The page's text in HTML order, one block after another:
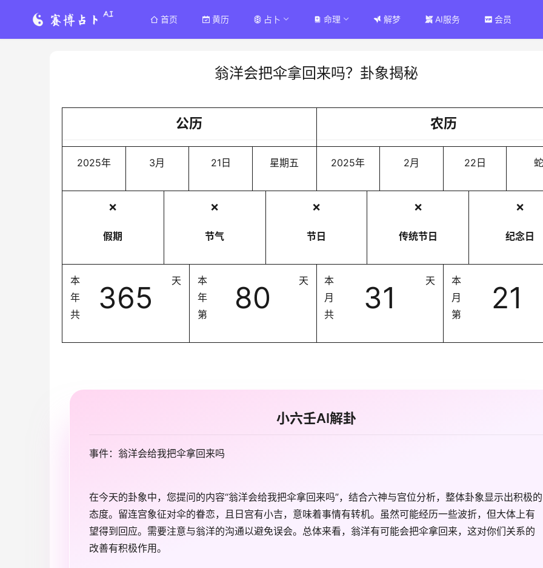
首页 黄历 占卜 命理 解梦 AI服务 会员
翁洋会把伞拿回来吗？卦象揭秘
公历
2025年 3月 21日 星期五
农历
2025年 2月 22日 蛇
❌
假期
❌
节气
❌
节日
❌
传统节日
❌
纪念日
本
年
共
365 天
本
年
第
80 天
本
月
共
31 天
本
月
第
21
小六壬AI解卦
事件：翁洋会给我把伞拿回来吗
在今天的卦象中，您提问的内容“翁洋会给我把伞拿回来吗”，结合六神与宫位分析，整体卦象显示出积极的
态度。留连宫象征对伞的眷恋，且日宫有小吉，意味着事情有转机。虽然可能经历一些波折，但大体上有
望得到回应。需要注意与翁洋的沟通以避免误会。总体来看，翁洋有可能会把伞拿回来，这对你们关系的
改善有积极作用。